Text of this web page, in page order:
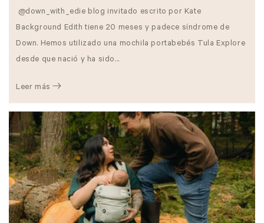
@down_with_edie blog invitado escrito por Kate
Background Edith tiene 20 meses y padece síndrome de
Down. Hemos utilizado una mochila portabebés Tula Explore
desde que nació y ha sido...
Leer más